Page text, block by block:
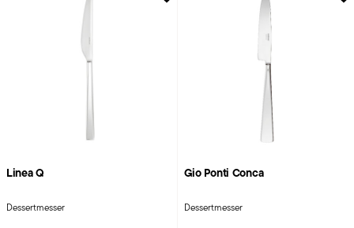
Linea Q
Dessertmesser
Gio Ponti Conca
Dessertmesser